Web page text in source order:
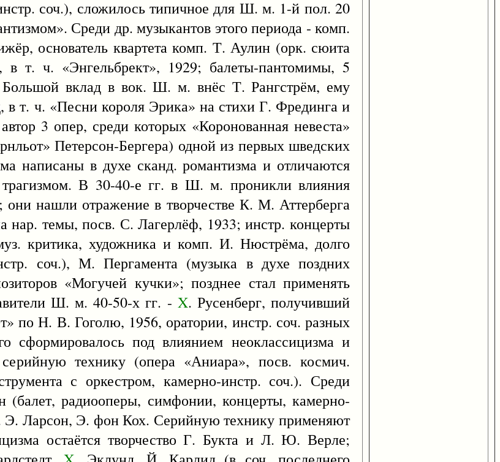
соч.), сложилось типичное для Ш. м. 1-й пол. 20
Среди др. музыкантов этого периода - комп.
основатель квартета комп. Т. Аулин (орк. сюита
т. ч. «Энгельбрект», 1929; балеты-пантомимы, 5
вклад в вок. Ш. м. внёс Т. Рангстрём, ему
в т. ч. «Песни короля Эрика» на стихи Г. Фрединга и
3 опер, среди которых «Коронованная невеста»
Петерсон-Бергера) одной из первых шведских
написаны в духе сканд. романтизма и отличаются
трагизмом. В 30-40-е гг. в Ш. м. проникли влияния
они нашли отражение в творчестве К. М. Аттерберга
темы, посв. С. Лагерлёф, 1933; инстр. концерты
критика, художника и комп. И. Нюстрёма, долго
соч.), М. Пергамента (музыка в духе поздних
«Могучей кучки»; позднее стал применять
Ш. м. 40-50-х гг. - X. Русенберг, получивший
по Н. В. Гоголю, 1956, оратории, инстр. соч. разных
сформировалось под влиянием неоклассицизма и
технику (опера «Аниара», посв. космич.
с оркестром, камерно-инстр. соч.). Среди
радиооперы, симфонии, концерты, камерно-
Ларсон, Э. фон Кох. Серийную технику применяют
остаётся творчество Г. Букта и Л. Ю. Верле;